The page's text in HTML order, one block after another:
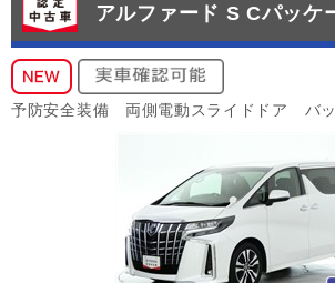
アルファード S Cパッケ
予防安全装備 両側電動スライドドア バ